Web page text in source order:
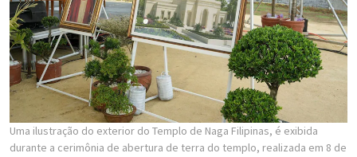
Uma ilustração do exterior do Templo de Naga Filipinas, é exibida
durante a cerimônia de abertura de terra do templo, realizada em 8 de